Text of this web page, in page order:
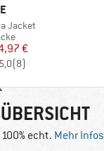
Jacket
Preis
€
(8)
echt. Mehr Infos